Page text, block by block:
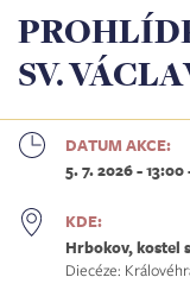
SV.
DATUM AKCE:
5. 7. 2026 - 13:00
KDE:
Hrbokov, kostel
Diecéze: